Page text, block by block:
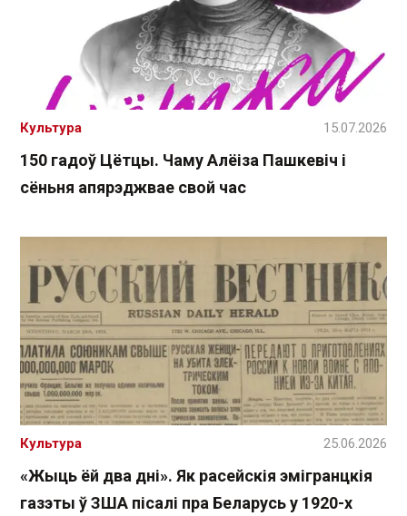
150 гадоў Цётцы. Чаму Алёіза Пашкевіч і
сёньня апярэджвае свой час
Культура 15.07.2026
«Жыць ёй два дні». Як расейскія эмігранцкія
газэты ў ЗША пісалі пра Беларусь у 1920-х
Культура 25.06.2026